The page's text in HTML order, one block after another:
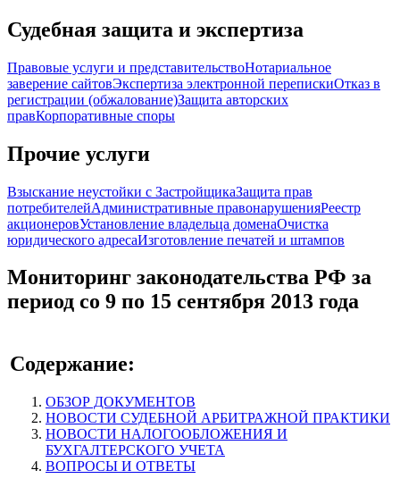
Судебная защита и экспертиза
Правовые услуги и представительствоНотариальное
заверение сайтовЭкспертиза электронной перепискиОтказ в
регистрации (обжалование)Защита авторских
правКорпоративные споры
Прочие услуги
Взыскание неустойки с ЗастройщикаЗащита прав
потребителейАдминистративные правонарушенияРеестр
акционеровУстановление владельца доменаОчистка
юридического адресаИзготовление печатей и штампов
Мониторинг законодательства РФ за
период со 9 по 15 сентября 2013 года
Содержание:
ОБЗОР ДОКУМЕНТОВ
НОВОСТИ СУДЕБНОЙ АРБИТРАЖНОЙ ПРАКТИКИ
НОВОСТИ НАЛОГООБЛОЖЕНИЯ И
БУХГАЛТЕРСКОГО УЧЕТА
ВОПРОСЫ И ОТВЕТЫ